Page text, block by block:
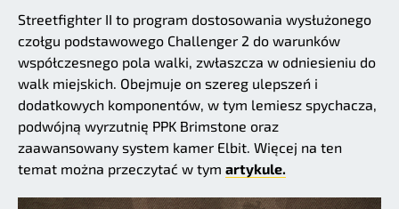
Streetfighter II to program dostosowania wysłużonego
czołgu podstawowego Challenger 2 do warunków
współczesnego pola walki, zwłaszcza w odniesieniu do
walk miejskich. Obejmuje on szereg ulepszeń i
dodatkowych komponentów, w tym lemiesz spychacza,
podwójną wyrzutnię PPK Brimstone oraz
zaawansowany system kamer Elbit. Więcej na ten
temat można przeczytać w tym artykule.